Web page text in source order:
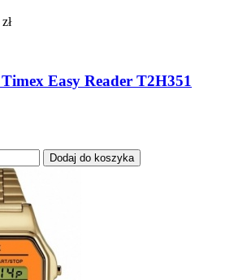
Easy Reader T2H351
Dodaj do koszyka